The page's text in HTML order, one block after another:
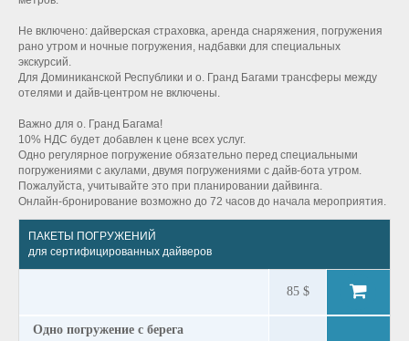
Не включено: дайверская страховка, аренда снаряжения, погружения
рано утром и ночные погружения, надбавки для специальных
экскурсий.
Для Доминиканской Республики и о. Гранд Багами трансферы между
отелями и дайв-центром не включены.
Важно для о. Гранд Багама!
10% НДС будет добавлен к цене всех услуг.
Одно регулярное погружение обязательно перед специальными
погружениями с акулами, двумя погружениями с дайв-бота утром.
Пожалуйста, учитывайте это при планировании дайвинга.
Онлайн-бронирование возможно до 72 часов до начала мероприятия.
ПАКЕТЫ ПОГРУЖЕНИЙ
для сертифицированных дайверов
85 $
Одно погружение с берега